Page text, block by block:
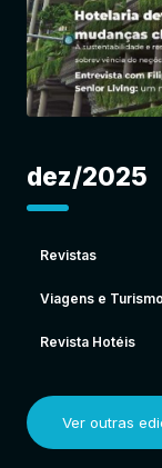
dez/2025
Revistas
Viagens e Turismo
Revista Hotéis
Ver outras